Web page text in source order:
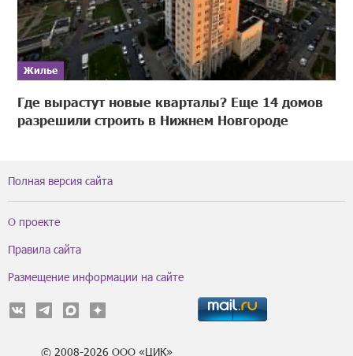
Жилье
Где вырастут новые кварталы? Еще 14 домов
разрешили строить в Нижнем Новгороде
Полная версия сайта
О проекте
Правила сайта
Размещение информации на сайте
© 2008-2026 ООО «ЦИК»